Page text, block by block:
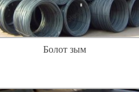
Болот зым